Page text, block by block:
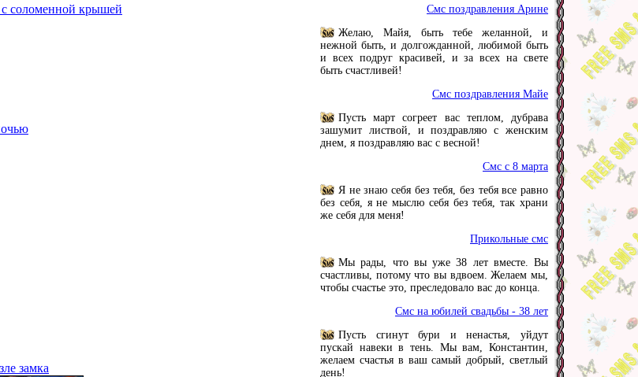
соломенной крышей
замка
Смс поздравления Арине
Желаю, Майя, быть тебе желанной, и
нежной быть, и долгожданной, любимой быть
и всех подруг красивей, и за всех на свете
быть счастливей!
Смс поздравления Майе
Пусть март согреет вас теплом, дубрава
зашумит листвой, и поздравляю с женским
днем, я поздравляю вас с весной!
Смс с 8 марта
Я не знаю себя без тебя, без тебя все равно
без себя, я не мыслю себя без тебя, так храни
же себя для меня!
Прикольные смс
Мы рады, что вы уже 38 лет вместе. Вы
счастливы, потому что вы вдвоем. Желаем мы,
чтобы счастье это, преследовало вас до конца.
Смс на юбилей свадьбы - 38 лет
Пусть сгинут бури и ненастья, уйдут
пускай навеки в тень. Мы вам, Константин,
желаем счастья в ваш самый добрый, светлый
день!